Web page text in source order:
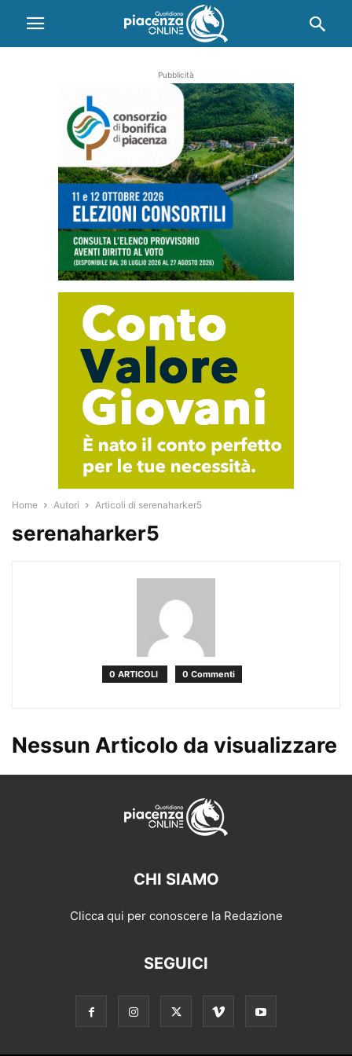
Pubblicità
Home Autori Articoli di serenaharker5
serenaharker5
0 ARTICOLI 0 Commenti
Nessun Articolo da visualizzare
CHI SIAMO
Clicca qui per conoscere la Redazione
SEGUICI